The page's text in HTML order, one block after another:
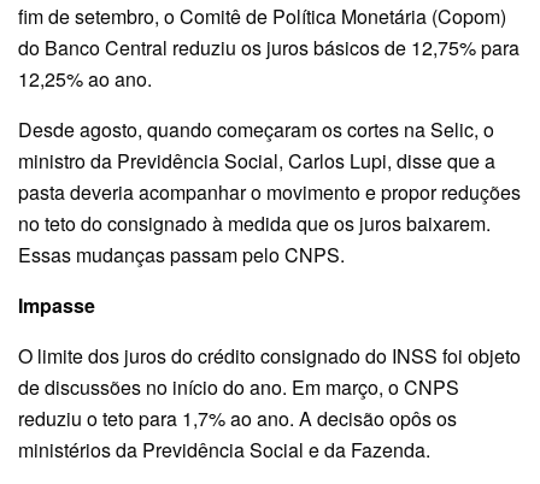
fim de setembro, o Comitê de Política Monetária (Copom)
do Banco Central reduziu os juros básicos de 12,75% para
12,25% ao ano.
Desde agosto, quando começaram os cortes na Selic, o
ministro da Previdência Social, Carlos Lupi, disse que a
pasta deveria acompanhar o movimento e propor reduções
no teto do consignado à medida que os juros baixarem.
Essas mudanças passam pelo CNPS.
Impasse
O limite dos juros do crédito consignado do INSS foi objeto
de discussões no início do ano. Em março, o CNPS
reduziu o teto para 1,7% ao ano. A decisão opôs os
ministérios da Previdência Social e da Fazenda.